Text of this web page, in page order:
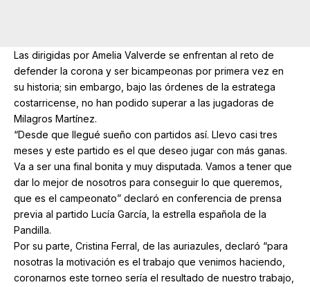
Las dirigidas por Amelia Valverde se enfrentan al reto de
defender la corona y ser bicampeonas por primera vez en
su historia; sin embargo, bajo las órdenes de la estratega
costarricense, no han podido superar a las jugadoras de
Milagros Martínez.
“Desde que llegué sueño con partidos así. Llevo casi tres
meses y este partido es el que deseo jugar con más ganas.
Va a ser una final bonita y muy disputada. Vamos a tener que
dar lo mejor de nosotros para conseguir lo que queremos,
que es el campeonato” declaró en conferencia de prensa
previa al partido Lucía García, la estrella española de la
Pandilla.
Por su parte, Cristina Ferral, de las auriazules, declaró “para
nosotras la motivación es el trabajo que venimos haciendo,
coronarnos este torneo sería el resultado de nuestro trabajo,